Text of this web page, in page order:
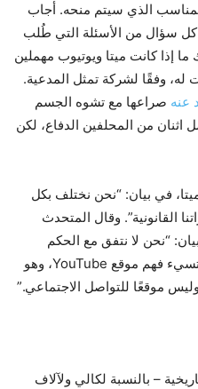
الذي سيتم منحه. أجاب
سؤال من الأسئلة التي طُلب
ما إذا كانت ميتا ويوتيوب مهملين
له، وفقًا لشركة تمثل المدعية.
عنه صراعها مع تشوه الجسم
من المحلفين الدفاع، لكن
في بيان: “نحن نختلف بكل
القانونية”. وقال المتحدث
“نحن لا نتفق مع الحكم
ونخطط للاستئناف”. “هذه القضية تسيء فهم موقع YouTube، وهو
موقعًا للتواصل الاجتماعي.”
– بالنسبة لكالي ولآلاف